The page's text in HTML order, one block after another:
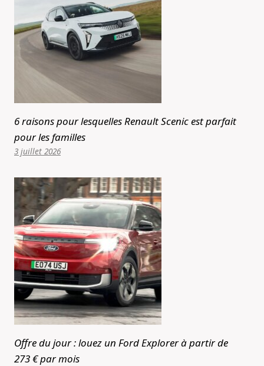
6 raisons pour lesquelles Renault Scenic est parfait
pour les familles
3 juillet 2026
Offre du jour : louez un Ford Explorer à partir de
273 € par mois